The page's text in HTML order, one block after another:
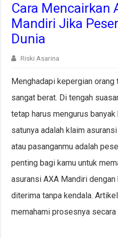
Cara Mencairkan
Mandiri Jika
Dunia
Riski Asarina
Menghadapi kepergian
sangat berat. Di tengah
tetap harus mengurus
satunya adalah klaim
atau pasanganmu adalah
penting bagi kamu untuk
asuransi AXA Mandiri
diterima tanpa kendala.
memahami prosesnya secara